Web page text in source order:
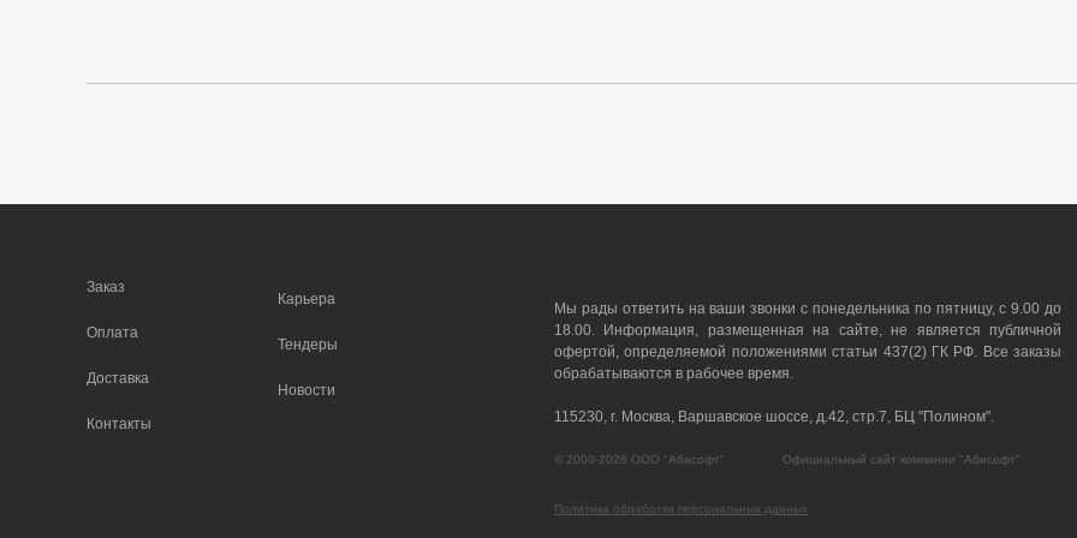
Заказ
Оплата
Доставка
Контакты
Карьера
Тендеры
Новости
Мы рады ответить на ваши звонки с понедельника по пятницу, с 9.00 до
18.00. Информация, размещенная на сайте, не является публичной
офертой, определяемой положениями статьи 437(2) ГК РФ. Все заказы
обрабатываются в рабочее время.
115230, г. Москва, Варшавское шоссе, д.42, стр.7, БЦ "Полином".
© 2000-2026 ООО "Абисофт" Официальный сайт компании "Абисофт"
Политика обработки персональных данных